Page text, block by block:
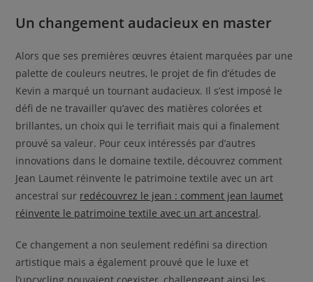
Un changement audacieux en master
Alors que ses premières œuvres étaient marquées par une
palette de couleurs neutres, le projet de fin d’études de
Kevin a marqué un tournant audacieux. Il s’est imposé le
défi de ne travailler qu’avec des matières colorées et
brillantes, un choix qui le terrifiait mais qui a finalement
prouvé sa valeur. Pour ceux intéressés par d’autres
innovations dans le domaine textile, découvrez comment
Jean Laumet réinvente le patrimoine textile avec un art
ancestral sur redécouvrez le jean : comment jean laumet
réinvente le patrimoine textile avec un art ancestral.
Ce changement a non seulement redéfini sa direction
artistique mais a également prouvé que le luxe et
l’upcycling pouvaient coexister, challengeant ainsi les